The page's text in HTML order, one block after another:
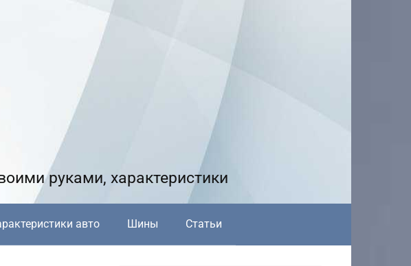
руками, характеристики
авто Шины Статьи